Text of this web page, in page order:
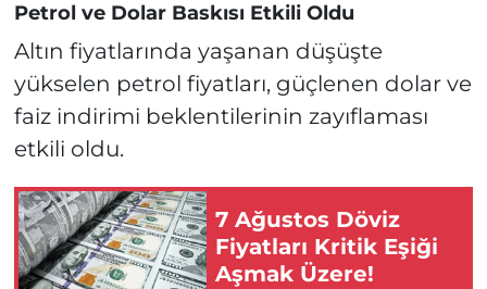
Petrol ve Dolar Baskısı Etkili Oldu
Altın fiyatlarında yaşanan düşüşte
yükselen petrol fiyatları, güçlenen dolar ve
faiz indirimi beklentilerinin zayıflaması
etkili oldu.
7 Ağustos Döviz
Fiyatları Kritik Eşiği
Aşmak Üzere!